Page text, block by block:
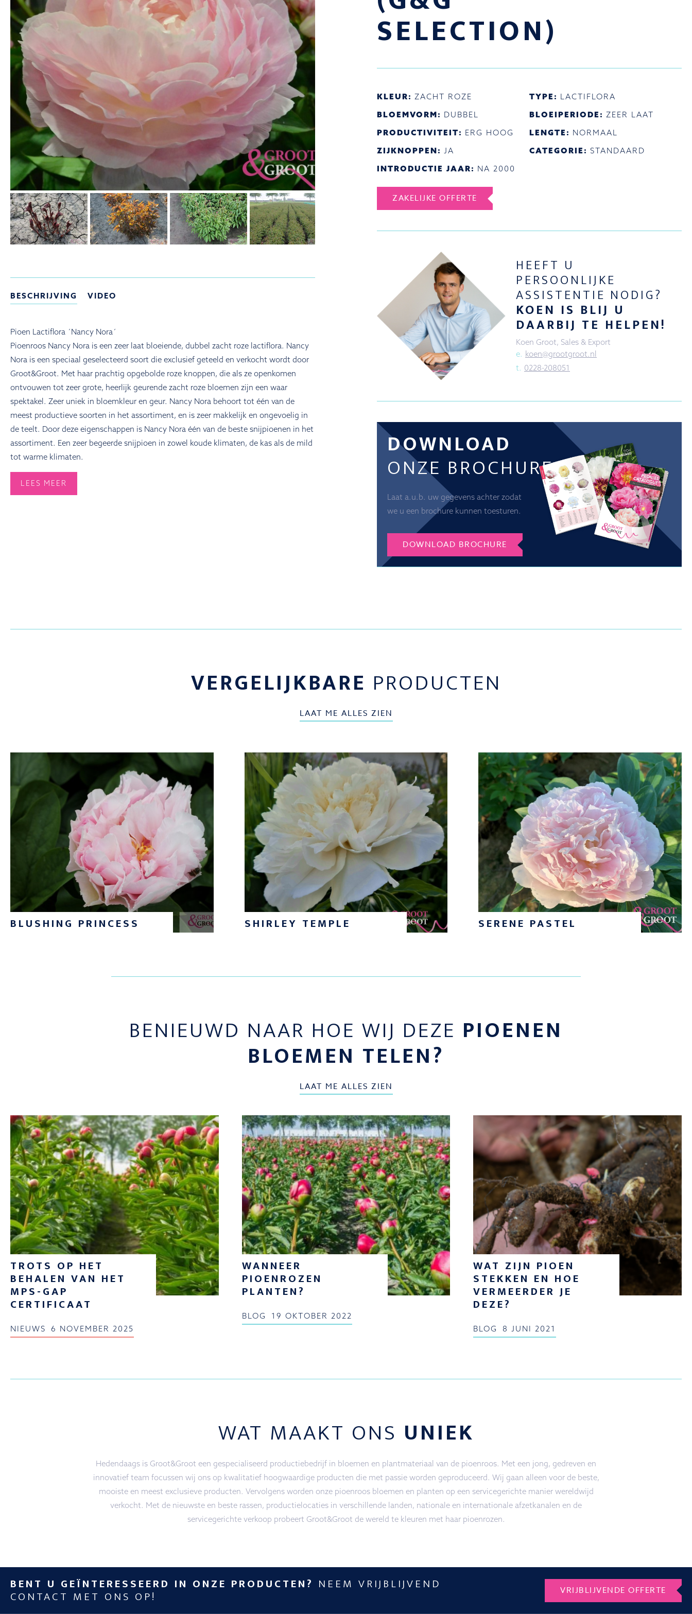
BESCHRIJVING VIDEO
Pioen Lactiflora ´Nancy Nora´
Pioenroos Nancy Nora is een zeer laat bloeiende, dubbel zacht roze lactiflora. Nancy
Nora is een speciaal geselecteerd soort die exclusief geteeld en verkocht wordt door
Groot&Groot. Met haar prachtig opgebolde roze knoppen, die als ze openkomen
ontvouwen tot zeer grote, heerlijk geurende zacht roze bloemen zijn een waar
spektakel. Zeer uniek in bloemkleur en geur. Nancy Nora behoort tot één van de
meest productieve soorten in het assortiment, en is zeer makkelijk en ongevoelig in
de teelt. Door deze eigenschappen is Nancy Nora één van de beste snijpioenen in het
assortiment. Een zeer begeerde snijpioen in zowel koude klimaten, de kas als de mild
tot warme klimaten.
LEES MEER
SELECTION)
KLEUR: ZACHT ROZE TYPE: LACTIFLORA
BLOEMVORM: DUBBEL BLOEIPERIODE: ZEER LAAT
PRODUCTIVITEIT: ERG HOOG LENGTE: NORMAAL
ZIJKNOPPEN: JA CATEGORIE: STANDAARD
INTRODUCTIE JAAR: NA 2000
ZAKELIJKE OFFERTE
HEEFT U
PERSOONLIJKE
ASSISTENTIE NODIG?
KOEN IS BLIJ U
DAARBIJ TE HELPEN!
Koen Groot, Sales & Export
e. koen@grootgroot.nl
t. 0228-208051
DOWNLOAD
ONZE BROCHURE
Laat a.u.b. uw gegevens achter zodat
we u een brochure kunnen toesturen.
DOWNLOAD BROCHURE
VERGELIJKBARE PRODUCTEN
LAAT ME ALLES ZIEN
BLUSHING PRINCESS SHIRLEY TEMPLE SERENE PASTEL
BENIEUWD NAAR HOE WIJ DEZE PIOENEN
BLOEMEN TELEN?
LAAT ME ALLES ZIEN
TROTS OP HET
BEHALEN VAN HET
MPS-GAP
CERTIFICAAT
NIEUWS 6 NOVEMBER 2025
WANNEER
PIOENROZEN
PLANTEN?
BLOG 19 OKTOBER 2022
WAT ZIJN PIOEN
STEKKEN EN HOE
VERMEERDER JE
DEZE?
BLOG 8 JUNI 2021
WAT MAAKT ONS UNIEK
Hedendaags is Groot&Groot een gespecialiseerd productiebedrijf in bloemen en plantmateriaal van de pioenroos. Met een jong, gedreven en
innovatief team focussen wij ons op kwalitatief hoogwaardige producten die met passie worden geproduceerd. Wij gaan alleen voor de beste,
mooiste en meest exclusieve producten. Vervolgens worden onze pioenroos bloemen en planten op een servicegerichte manier wereldwijd
verkocht. Met de nieuwste en beste rassen, productielocaties in verschillende landen, nationale en internationale afzetkanalen en de
servicegerichte verkoop probeert Groot&Groot de wereld te kleuren met haar pioenrozen.
BENT U GEÏNTERESSEERD IN ONZE PRODUCTEN? NEEM VRIJBLIJVEND
CONTACT MET ONS OP! VRIJBLIJVENDE OFFERTE